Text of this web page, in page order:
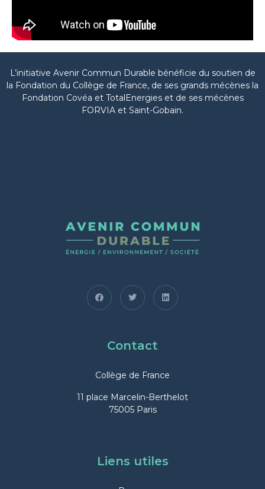
L’initiative Avenir Commun Durable bénéficie du soutien de
la Fondation du Collège de France, de ses grands mécènes la
Fondation Covéa et TotalEnergies et de ses mécènes
FORVIA et Saint-Gobain.
Contact
Collège de France
11 place Marcelin-Berthelot
75005 Paris
Liens utiles